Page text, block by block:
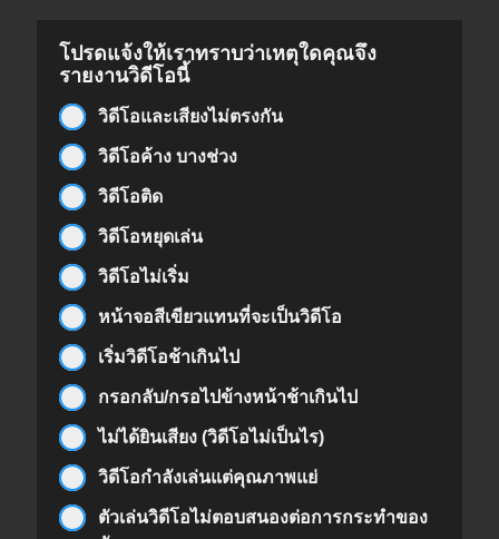
โปรดแจ้งให้เราทราบว่าเหตุใดคุณจึง
รายงานวิดีโอนี้
วิดีโอและเสียงไม่ตรงกัน
วิดีโอค้าง บางช่วง
วิดีโอติด
วิดีโอหยุดเล่น
วิดีโอไม่เริ่ม
หน้าจอสีเขียวแทนที่จะเป็นวิดีโอ
เริ่มวิดีโอช้าเกินไป
กรอกลับ/กรอไปข้างหน้าช้าเกินไป
ไม่ได้ยินเสียง (วิดีโอไม่เป็นไร)
วิดีโอกำลังเล่นแต่คุณภาพแย่
ตัวเล่นวิดีโอไม่ตอบสนองต่อการกระทำของ